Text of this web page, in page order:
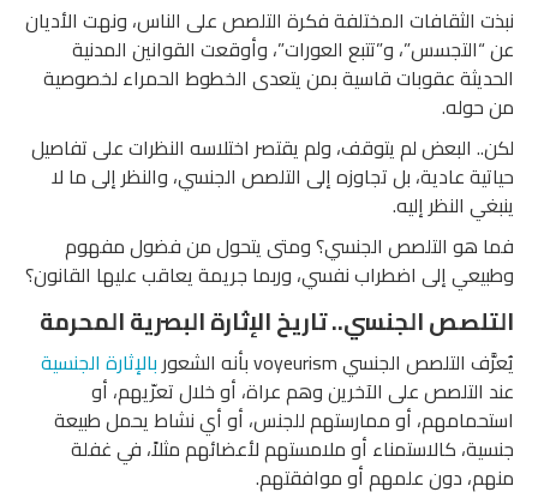
نبذت الثقافات المختلفة فكرة التلصص على الناس، ونهت الأديان
عن “التجسس”، و”تتبع العورات”، وأوقعت القوانين المدنية
الحديثة عقوبات قاسية بمن يتعدى الخطوط الحمراء لخصوصية
من حوله.
لكن.. البعض لم يتوقف، ولم يقتصر اختلاسه النظرات على تفاصيل
حياتية عادية، بل تجاوزه إلى التلصص الجنسي، والنظر إلى ما لا
ينبغي النظر إليه.
فما هو التلصص الجنسي؟ ومتى يتحول من فضول مفهوم
وطبيعي إلى اضطراب نفسي، وربما جريمة يعاقب عليها القانون؟
التلصص الجنسي.. تاريخ الإثارة البصرية المحرمة
يُعرَّف التلصص الجنسي voyeurism بأنه الشعور
بالإثارة الجنسية
عند التلصص على الآخرين وهم عراة، أو خلال تعرّيهم، أو
استحمامهم، أو ممارستهم للجنس، أو أي نشاط يحمل طبيعة
جنسية، كالاستمناء أو ملامستهم لأعضائهم مثلاً، في غفلة
منهم، دون علمهم أو موافقتهم.